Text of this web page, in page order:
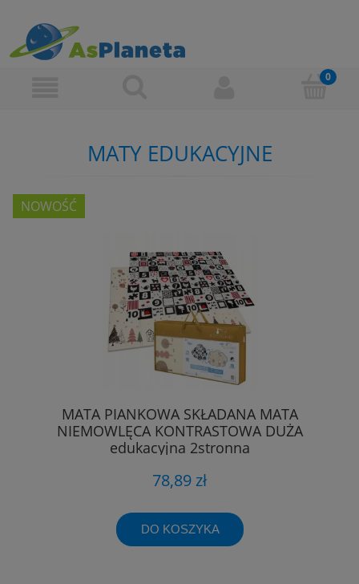
MATY EDUKACYJNE
MATA PIANKOWA SKŁADANA MATA
NIEMOWLĘCA KONTRASTOWA DUŻA
edukacyjna 2stronna
78,89 zł
DO KOSZYKA
NOWOŚĆ